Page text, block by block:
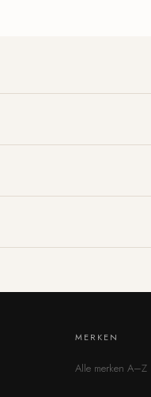
MERKEN
Alle merken A–Z